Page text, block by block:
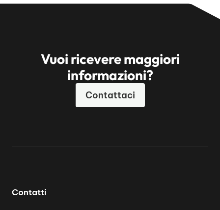
Vuoi ricevere maggiori
informazioni?
Contattaci
Contatti